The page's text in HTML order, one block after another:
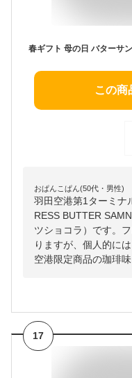
この商
おぱんこぱん(50代・男性)
羽田空港第1ターミナ
RESS BUTTER
ツショコラ）です。
りますが、個人的に
空港限定商品の珈琲味
17